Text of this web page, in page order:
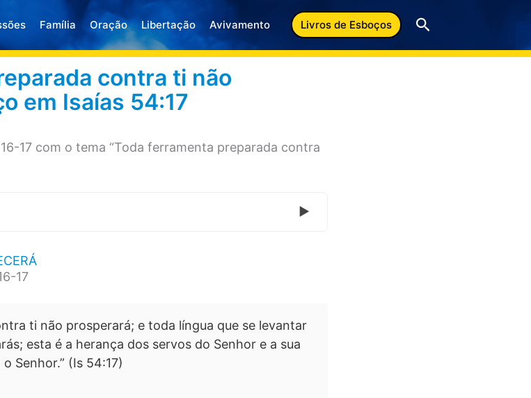
Família Oração Libertação Avivamento Livros de Esboços Pesquisar
contra ti não
em Isaías 54:17
17 com o tema “Toda ferramenta preparada contra
17
ti não prosperará; e toda língua que se levantar
esta é a herança dos servos do Senhor e a sua
Senhor.” (Is 54:17)